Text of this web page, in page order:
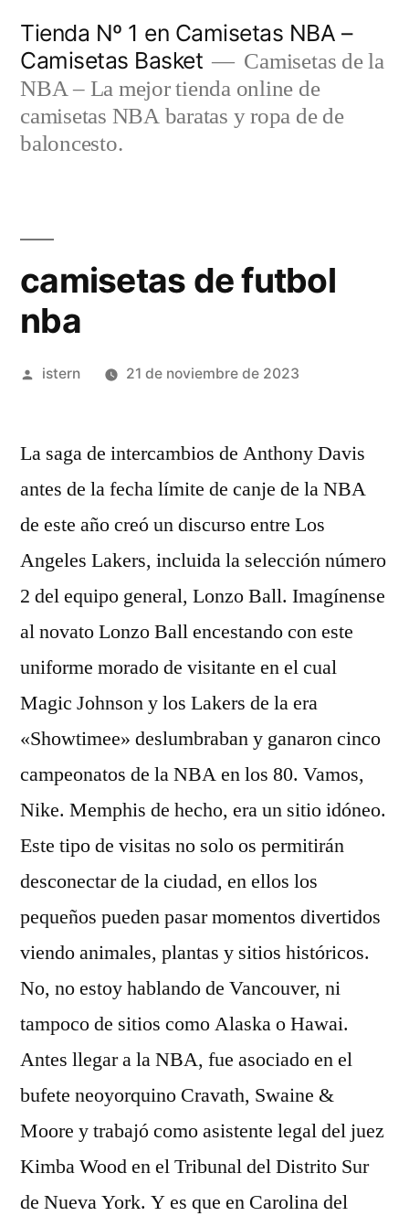
contenido
Tienda Nº 1 en Camisetas NBA –
Camisetas Basket
Camisetas de la
NBA – La mejor tienda online de
camisetas NBA baratas y ropa de de
baloncesto.
camisetas de futbol
nba
Publicado
istern 21 de noviembre de 2023
La saga de intercambios de Anthony Davis
antes de la fecha límite de canje de la NBA
de este año creó un discurso entre Los
Angeles Lakers, incluida la selección número
2 del equipo general, Lonzo Ball. Imagínense
al novato Lonzo Ball encestando con este
uniforme morado de visitante en el cual
Magic Johnson y los Lakers de la era
«Showtimee» deslumbraban y ganaron cinco
campeonatos de la NBA en los 80. Vamos,
Nike. Memphis de hecho, era un sitio idóneo.
Este tipo de visitas no solo os permitirán
desconectar de la ciudad, en ellos los
pequeños pueden pasar momentos divertidos
viendo animales, plantas y sitios históricos.
No, no estoy hablando de Vancouver, ni
tampoco de sitios como Alaska o Hawai.
Antes llegar a la NBA, fue asociado en el
bufete neoyorquino Cravath, Swaine &
Moore y trabajó como asistente legal del juez
Kimba Wood en el Tribunal del Distrito Sur
de Nueva York. Y es que en Carolina del